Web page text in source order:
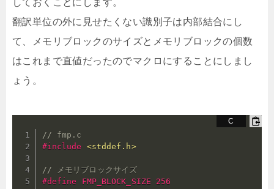
翻訳単位の外に見せたくない識別子は内部結合にし
て、メモリブロックのサイズとメモリブロックの個数
はこれまで直値だったのでマクロにすることにしまし
ょう。
// fmp.c
#include <stddef.h>
// メモリブロックサイズ
#define FMP_BLOCK_SIZE 256